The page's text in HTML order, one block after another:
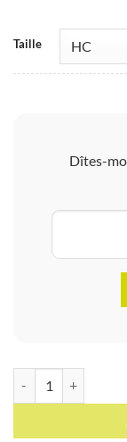
Taille
Dîtes-